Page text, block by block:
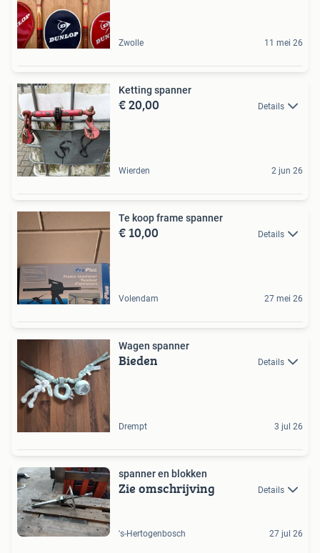
Zwolle 11 mei 26
Ketting spanner
€ 20,00 Details
Wierden 2 jun 26
Te koop frame spanner
€ 10,00 Details
Volendam 27 mei 26
Wagen spanner
Bieden Details
Drempt 3 jul 26
spanner en blokken
Zie omschrijving Details
's-Hertogenbosch 27 jul 26